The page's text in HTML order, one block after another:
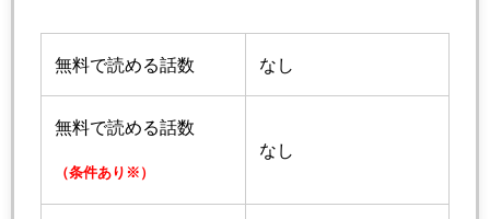
無料で読める話数 なし
無料で読める話数
（条件あり※）
なし